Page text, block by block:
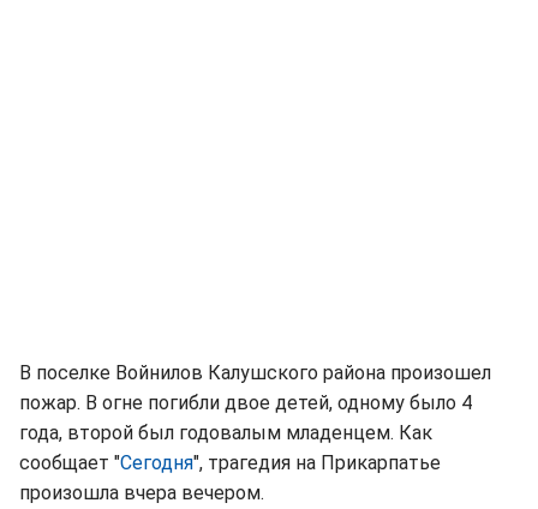
В поселке Войнилов Калушского района произошел
пожар. В огне погибли двое детей, одному было 4
года, второй был годовалым младенцем. Как
сообщает "Сегодня", трагедия на Прикарпатье
произошла вчера вечером.